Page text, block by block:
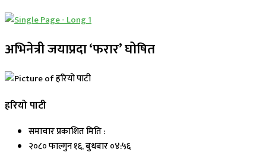
अभिनेत्री जयाप्रदा ‘फरार’ घोषित
हरियो पाटी
समाचार प्रकाशित मिति :
२०८० फाल्गुन १६, बुधबार ०४:५६